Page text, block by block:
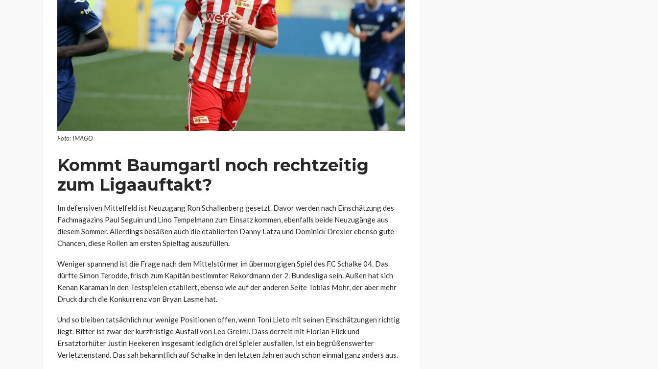
Foto: IMAGO
Kommt Baumgartl noch rechtzeitig
zum Ligaauftakt?
Im defensiven Mittelfeld ist Neuzugang Ron Schallenberg gesetzt. Davor werden nach Einschätzung des
Fachmagazins Paul Seguin und Lino Tempelmann zum Einsatz kommen, ebenfalls beide Neuzugänge aus
diesem Sommer. Allerdings besäßen auch die etablierten Danny Latza und Dominick Drexler ebenso gute
Chancen, diese Rollen am ersten Spieltag auszufüllen.
Weniger spannend ist die Frage nach dem Mittelstürmer im übermorgigen Spiel des FC Schalke 04. Das
dürfte Simon Terodde, frisch zum Kapitän bestimmter Rekordmann der 2. Bundesliga sein. Außen hat sich
Kenan Karaman in den Testspielen etabliert, ebenso wie auf der anderen Seite Tobias Mohr, der aber mehr
Druck durch die Konkurrenz von Bryan Lasme hat.
Und so bleiben tatsächlich nur wenige Positionen offen, wenn Toni Lieto mit seinen Einschätzungen richtig
liegt. Bitter ist zwar der kurzfristige Ausfall von Leo Greiml. Dass derzeit mit Florian Flick und
Ersatztorhüter Justin Heekeren insgesamt lediglich drei Spieler ausfallen, ist ein begrüßenswerter
Verletztenstand. Das sah bekanntlich auf Schalke in den letzten Jahren auch schon einmal ganz anders aus.